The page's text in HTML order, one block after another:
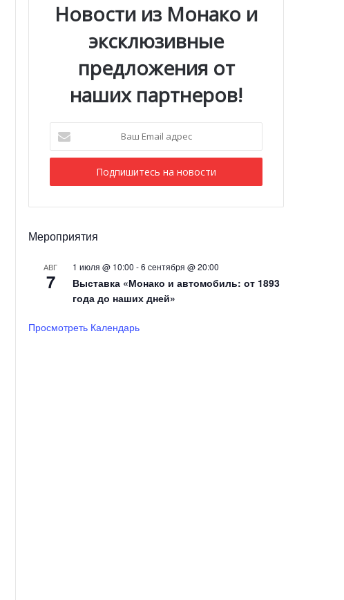
Новости из Монако и
эксклюзивные
предложения от
наших партнеров!
Email
адрес
Мероприятия
АВГ
7
1 июля @ 10:00 -6 сентября @ 20:00
Выставка «Монако и автомобиль: от 1893
года до наших дней»
Просмотреть Календарь